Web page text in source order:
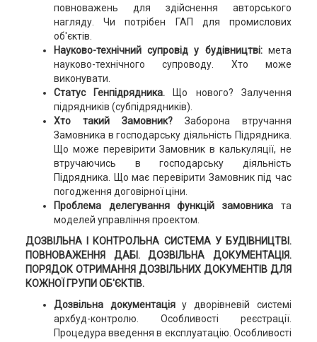
повноважень для здійснення авторського
нагляду. Чи потрібен ГАП для промислових
об'єктів.
Науково-технічний супровід у будівництві:мета
науково-технічного супроводу. Хто може
виконувати.
Статус Генпідрядника. Що нового? Залучення
підрядників (субпідрядників).
Хто такий Замовник?Заборона втручання
Замовника в господарську діяльність Підрядника.
Що може перевірити Замовник в калькуляції, не
втручаючись в господарську діяльність
Підрядника. Що має перевірити Замовник під час
погодження договірної ціни.
Проблема делегування функцій замовниката
моделей управління проектом.
ДОЗВІЛЬНА І КОНТРОЛЬНА СИСТЕМА У БУДІВНИЦТВІ.
ПОВНОВАЖЕННЯ ДАБІ. ДОЗВІЛЬНА ДОКУМЕНТАЦІЯ.
ПОРЯДОК ОТРИМАННЯ ДОЗВІЛЬНИХ ДОКУМЕНТІВ ДЛЯ
КОЖНОЇ ГРУПИ ОБ'ЄКТІВ.
Дозвільна документаціяу дворівневій системі
архбуд-контролю. Особливості реєстрації.
Процедура введення в експлуатацію. Особливості